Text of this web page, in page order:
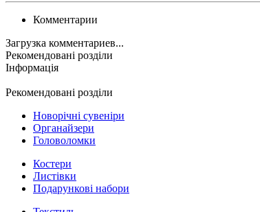
Комментарии
Загрузка комментариев...
Рекомендовані розділи
Інформація
Рекомендовані розділи
Новорічні сувеніри
Органайзери
Головоломки
Костери
Листівки
Подарункові набори